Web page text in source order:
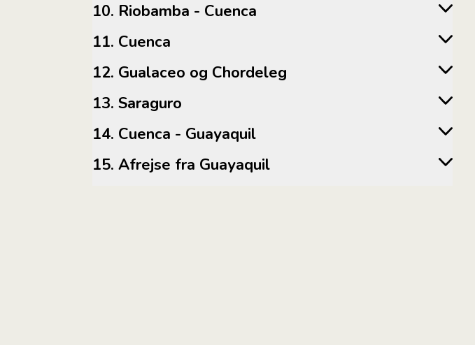
10. Riobamba - Cuenca
11. Cuenca
12. Gualaceo og Chordeleg
13. Saraguro
14. Cuenca - Guayaquil
15. Afrejse fra Guayaquil